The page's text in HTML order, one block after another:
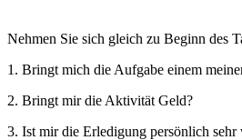
Nehmen Sie sich gleich zu Beginn des
1. Bringt mich die Aufgabe einem
2. Bringt mir die Aktivität Geld?
3. Ist mir die Erledigung persönlich sehr